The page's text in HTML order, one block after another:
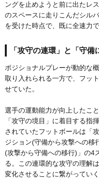
ングを止めようと前に出たレ
のスペースに走りこんだシル
を受けた時点で、既に全速力
「攻守の連環」と「守備
ポジショナルプレーが動的な
取り入れられる一方で、フッ
せていた。
選手の運動能力が向上したこ
「攻守の境目」に着目する指
されていたフットボールは「
ジション(守備から攻撃への移
(攻撃から守備への移行)」の4
る。この連環的な攻守の理解
変化させることに繋がっていく